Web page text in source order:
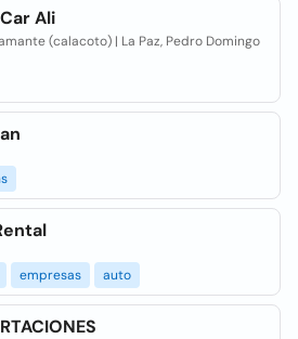
Ali
(calacoto) | La Paz, Pedro Domingo
empresas auto